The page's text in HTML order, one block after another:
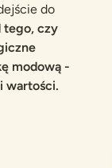
do
tego, czy
modową -
wartości.